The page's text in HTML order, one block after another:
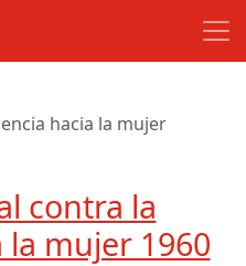
hacia la mujer
contra la
mujer 1960